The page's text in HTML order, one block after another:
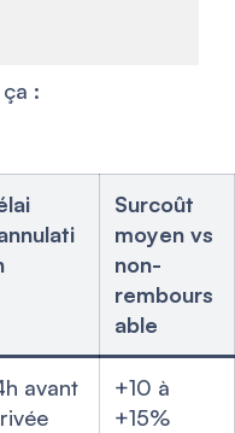
:
Surcoût
moyen vs
non-
rembours
able
avant
+10 à
+15%